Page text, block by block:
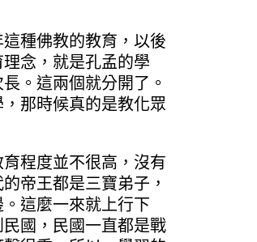
種佛教的教育，以後
念，就是孔孟的學
。這兩個就分開了。
那時候真的是教化眾
程度並不很高，沒有
帝王都是三寶弟子，
這麼一來就上行下
國，民國一直都是戰